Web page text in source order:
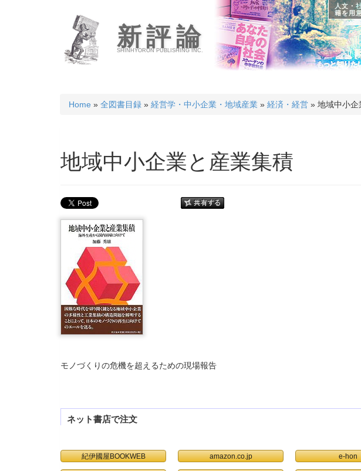
新評論
SHINHYORON PUBLISHING INC.
人文・
籍を用
Home » 全図書目録 » 経営学・中小企業・地域産業 » 経済・経営 » 地域中小
地域中小企業と産業集積
モノづくりの危機を超えるための現場報告
ネット書店で注文
紀伊國屋BOOKWEB amazon.co.jp e-hon